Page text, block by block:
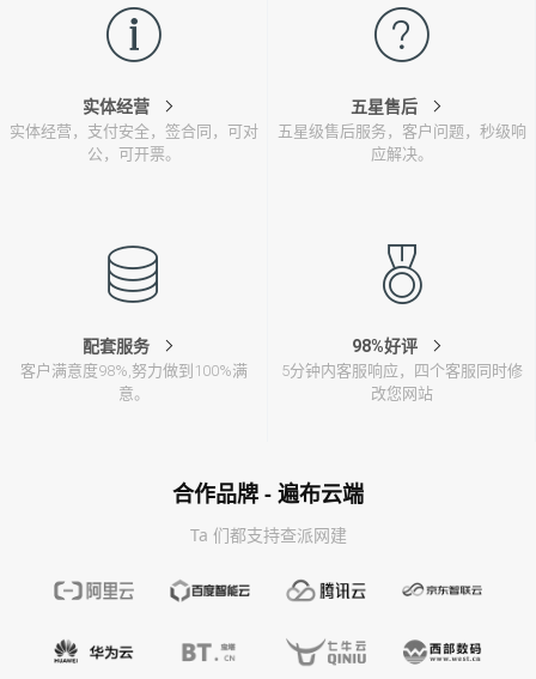
实体经营
实体经营，支付安全，签合同，可对
公，可开票。
五星售后
五星级售后服务，客户问题，秒级响
应解决。
配套服务
客户满意度98%,努力做到100%满
意。
98%好评
5分钟内客服响应，四个客服同时修
改您网站
合作品牌 - 遍布云端
Ta 们都支持查派网建